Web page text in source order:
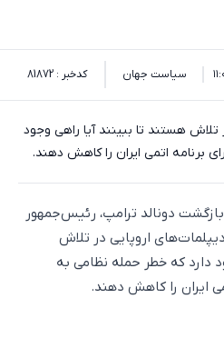
سیاست جهان کدخبر : 81872
تلاش هستند تا ببینند آیا راهی وجود
برنامه اتمی ایران را کاهش دهند.
بازگشت دونالد ترامپ، رئیس‌جمهور
اروپایی در تلاش
دارد که خطر حمله نظامی به
ایران را کاهش دهند.